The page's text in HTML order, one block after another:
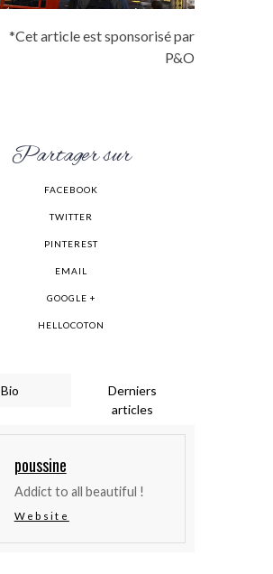
*Cet article est sponsorisé par
P&O
Partager sur
FACEBOOK
TWITTER
PINTEREST
EMAIL
GOOGLE +
HELLOCOTON
Bio
Derniers
articles
poussine
Addict to all beautiful !
Website